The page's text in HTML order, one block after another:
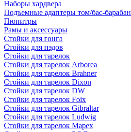
Наборы хардвера
Подъемные адаптеры том/бас-барабан
Пюпитры
Рамы и аксессуары
Стойки для гонга
Стойки для пэдов
Стойки для тарелок
Стойки для тарелок Arborea
Стойки для тарелок Brahner
Стойки для тарелок Dixon
Стойки для тарелок DW
Стойки для тарелок Foix
Стойки для тарелок Gibraltar
Стойки для тарелок Ludwig
Стойки для тарелок Mapex